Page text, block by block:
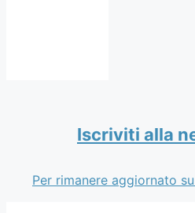
Iscriviti alla
Per rimanere aggiornato